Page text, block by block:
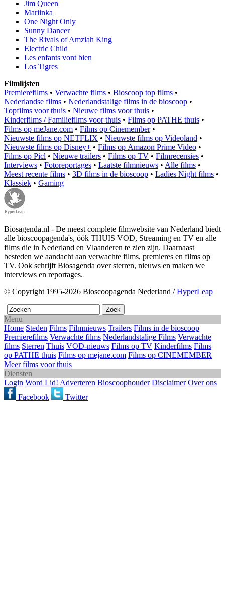
Jim Queen
Mariinka
One Night Only
Sunny Dancer
The Rivals of Amziah King
Electric Child
Les enfants vont bien
Los Tigres
Filmlijsten
Premierefilms • Verwachte films • Bioscoop top films •
Nederlandse films • Nederlandstalige films in de bioscoop •
Topfilms voor thuis • Nieuwe films voor thuis •
Kinderfilms / Familiefilms voor thuis • Films op PATHE thuis •
Films op meJane.com • Films op Cinemember•
Nieuwste films op NETFLIX • Nieuwste films op Videoland •
Nieuwste films op Disney+ • Films op Amazon Prime Video •
Films op Picl • Nieuwe trailers • Films op TV • Filmrecensies •
Interviews • Fotoreportages • Laatste filmnieuws • Alle films •
Meest recente films • 3D films in de bioscoop • Ladies Night films •
Klassiek • Gaming
Biosagenda.nl - De meest complete filmwebsite van Nederland biedt
alle bioscoopagenda's, óók THUIS VOD, Streaming en TV en alle
films die in Nederland en Vlaanderen te zien zijn. Daarnaast
besteden we aandacht aan verwachte films, premieres en films op
TV. Ook schrijft Biosagenda over sterren, nieuws en maken we
interviews en reportages.
© Copyright 1995-2026 Bioscoopagenda Nederland /HyperLeap
Menu
Home Steden Films Filmnieuws Trailers Films in de bioscoop
Premierefilms Verwachte films Nederlandstalige Films Verwachte
films Sterren Thuis VOD-nieuws Films op TV Kinderfilms Films
op PATHE thuis Films op mejane.com Films op CINEMEMBER
Meer films voor thuis
Diensten
Login Word Lid! Adverteren Bioscoophouder Disclaimer Over ons
Facebook
Twitter